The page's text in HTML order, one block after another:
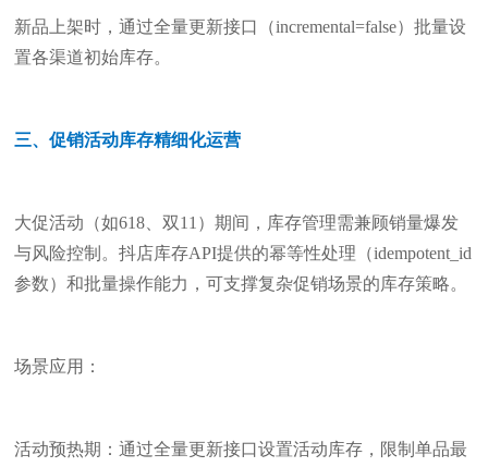
新品上架时，通过全量更新接口（incremental=false）批量设
置各渠道初始库存。
三、促销活动库存精细化运营
大促活动（如618、双11）期间，库存管理需兼顾销量爆发
与风险控制。抖店库存API提供的幂等性处理（idempotent_id
参数）和批量操作能力，可支撑复杂促销场景的库存策略。
场景应用：
活动预热期：通过全量更新接口设置活动库存，限制单品最